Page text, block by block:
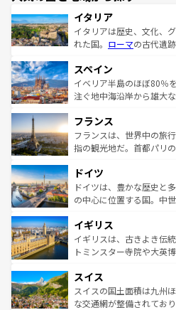
イタリア
イタリアは歴史、文化、
れた国。 ローマの古代遺
ろん、トスカーナの美し
景など、自然景観も見逃
ピザやパスタなど、絶品
ませてくれるイタリアで
なお、新着のイタリア情
しい。
スペイン
イベリア半島のほぼ80％
注ぐ地中海沿岸から雄大
文化が根付くこの国では
れる闘牛、そして美味し
る。首都マドリードの洗
の城塞都市、穏やかなビ
せる。地方によって風土
フランス
フランスは、世界中の旅
指の観光地だ。首都パリ
で、幅広い魅力が詰まっ
聖堂、美しいビーチ、そ
から魅了する。また、フ
いる。シャンパンの発祥
香り高いラベンダー畑な
らに、パリ以外の地域に
れる地方に足を運ぶとそ
きるだろう。 な
を参照してほしい。
ドイツ
ドイツは、豊かな歴史と
の中心に位置する国。中
顔を持つこの国は、どこ
ルリンの文化的活気、バ
してライン川沿いのワイ
は、お酒好きな人にはぜひ体験し
ドイツ情報はコンテンツ
イギリス
イギリスは、古きよき伝
トミンスター寺院や大英
リアごとに異なる魅力が
ティー、ビール好きには
戦など、本場だからこそ
スイス
スイスの国土面積は九州
な交通網が整備されてお